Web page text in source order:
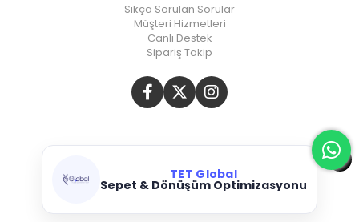
Sıkça Sorulan Sorular
Müşteri Hizmetleri
Canlı Destek
Sipariş Takip
TET Global
Sepet & Dönüşüm Optimizasyonu